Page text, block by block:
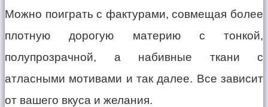
Можно поиграть с фактурами, совмещая более
плотную дорогую материю с тонкой,
полупрозрачной, а набивные ткани с
атласными мотивами и так далее. Все зависит
от вашего вкуса и желания.